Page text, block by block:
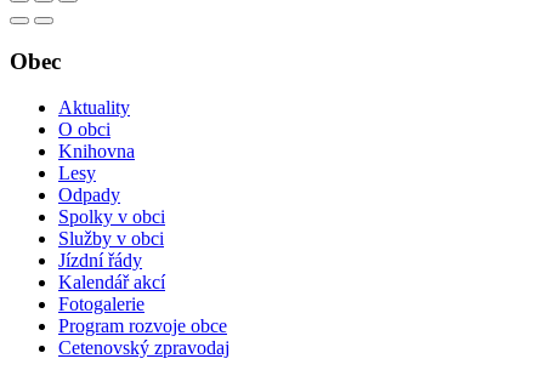
Obec
Aktuality
O obci
Knihovna
Lesy
Odpady
Spolky v obci
Služby v obci
Jízdní řády
Kalendář akcí
Fotogalerie
Program rozvoje obce
Cetenovský zpravodaj